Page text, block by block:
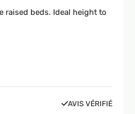
raised beds. Ideal height to
AVIS VÉRIFIÉ